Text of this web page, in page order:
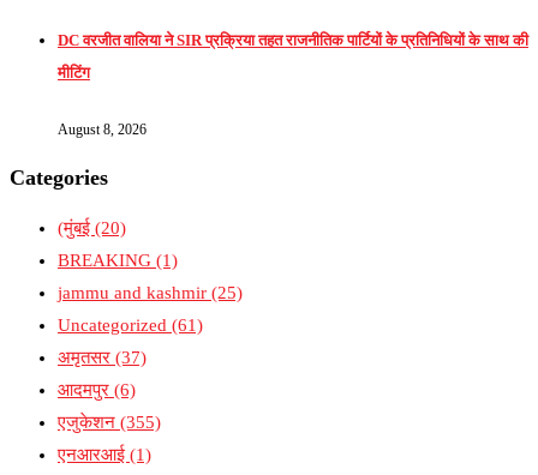
DC वरजीत वालिया ने SIR प्रक्रिया तहत राजनीतिक पार्टियों के प्रतिनिधियों के साथ की
मीटिंग
August 8, 2026
Categories
(मुंबई (20)
BREAKING (1)
jammu and kashmir (25)
Uncategorized (61)
अमृतसर (37)
आदमपुर (6)
एजुकेशन (355)
एनआरआई (1)